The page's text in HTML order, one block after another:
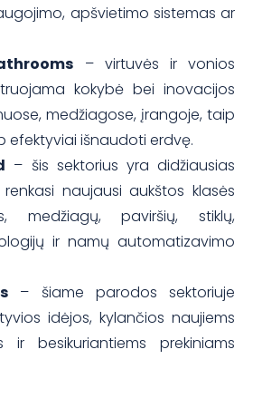
apšvietimo sistemas ar
– virtuvės ir vonios
kokybė bei inovacijos
medžiagose, įrangoje, taip
efektyviai išnaudoti erdvę.
– šis sektorius yra didžiausias
naujausi aukštos klasės
medžiagų, paviršių, stiklų,
ir namų automatizavimo
– šiame parodos sektoriuje
idėjos, kylančios naujiems
ir besikuriantiems prekiniams